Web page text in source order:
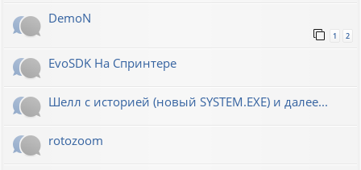
DemoN
1 2
EvoSDK На Спринтере
Шелл с историей (новый SYSTEM.EXE) и далее...
rotozoom